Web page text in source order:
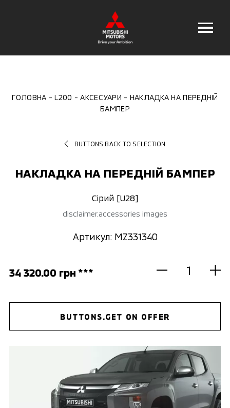
ГОЛОВНА L200 АКСЕСУАРИ
НАКЛАДКА НА ПЕРЕДНІЙ
БАМПЕР
BUTTONS.BACK TO SELECTION
НАКЛАДКА НА ПЕРЕДНІЙ БАМПЕР
Сірий [U28]
disclaimer.accessories images
Артикул: MZ331340
34 320.00 грн ***
BUTTONS.GET ON OFFER